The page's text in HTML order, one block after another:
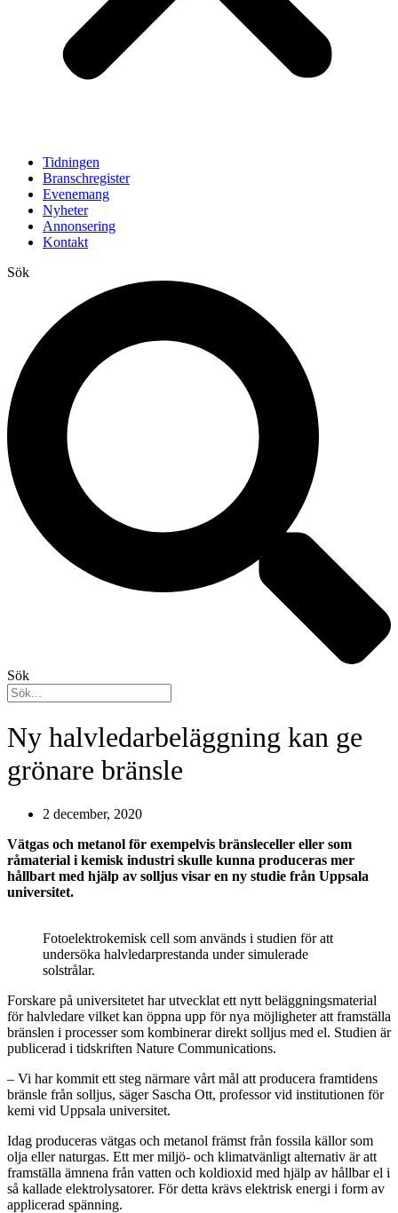
Tidningen
Branschregister
Evenemang
Nyheter
Annonsering
Kontakt
Sök
Sök
Ny halvledarbeläggning kan ge
grönare bränsle
2 december, 2020
Vätgas och metanol för exempelvis bränsleceller eller som
råmaterial i kemisk industri skulle kunna produceras mer
hållbart med hjälp av solljus visar en ny studie från Uppsala
universitet.
Fotoelektrokemisk cell som används i studien för att
undersöka halvledarprestanda under simulerade
solstrålar.
Forskare på universitetet har utvecklat ett nytt beläggningsmaterial
för halvledare vilket kan öppna upp för nya möjligheter att framställa
bränslen i processer som kombinerar direkt solljus med el. Studien är
publicerad i tidskriften Nature Communications.
– Vi har kommit ett steg närmare vårt mål att producera framtidens
bränsle från solljus, säger Sascha Ott, professor vid institutionen för
kemi vid Uppsala universitet.
Idag produceras vätgas och metanol främst från fossila källor som
olja eller naturgas. Ett mer miljö- och klimatvänligt alternativ är att
framställa ämnena från vatten och koldioxid med hjälp av hållbar el i
så kallade elektrolysatorer. För detta krävs elektrisk energi i form av
applicerad spänning.